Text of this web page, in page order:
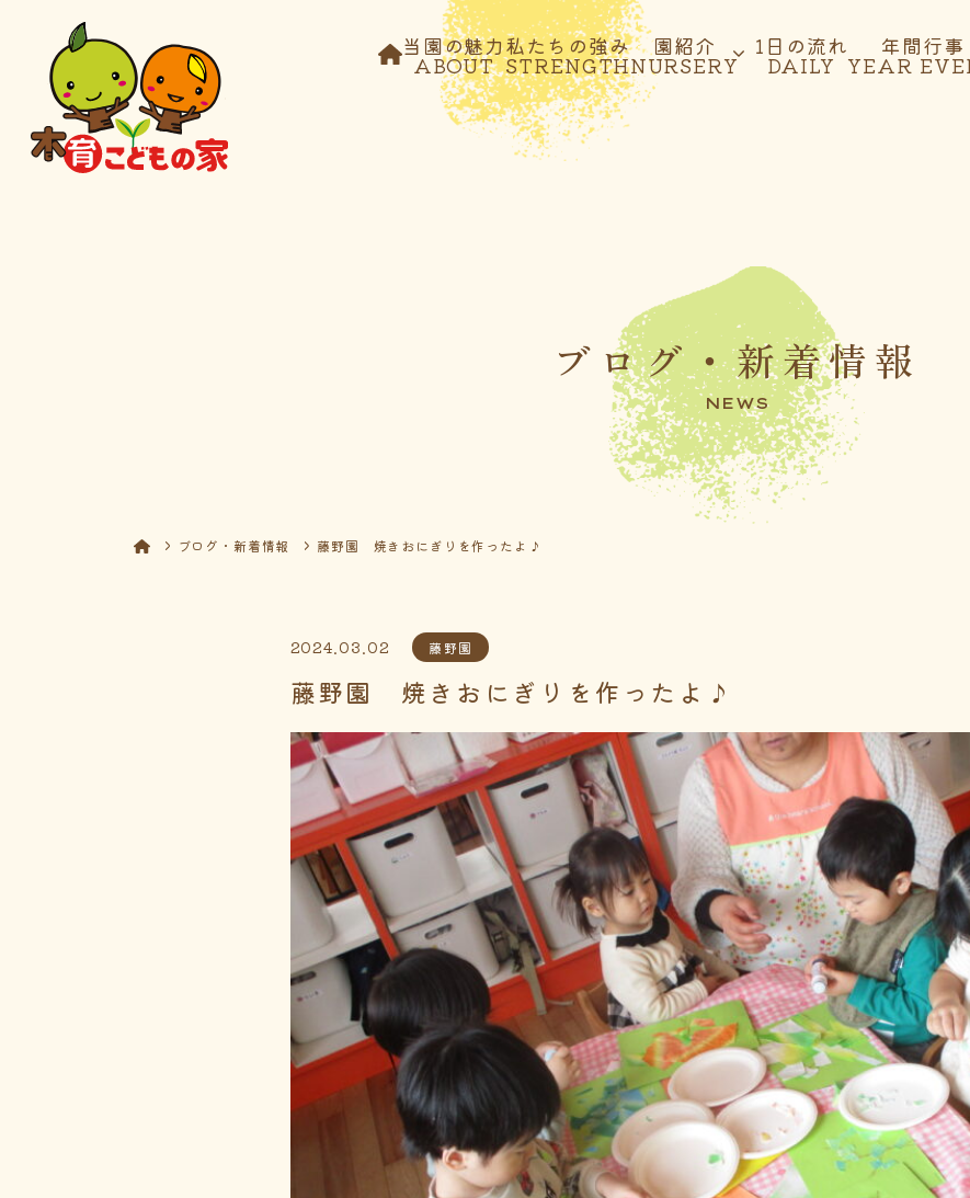
当園の魅力
ABOUT
私たちの強み
STRENGTH
園紹介
NURSERY
1日の流れ
DAILY
年間行事
YEAR
ブログ・新着情報
NEWS
ブログ・新着情報 藤野園 焼きおにぎりを作ったよ♪
2024.03.02 藤野園
藤野園 焼きおにぎりを作ったよ♪